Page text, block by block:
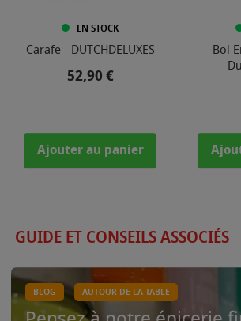
EN STOCK
Carafe - DUTCHDELUXES
Prix
52,90 €
Ajouter au panier
Bol
GUIDE ET CONSEILS ASSOCIÉS
BLOG AUTOUR DE LA TABLE